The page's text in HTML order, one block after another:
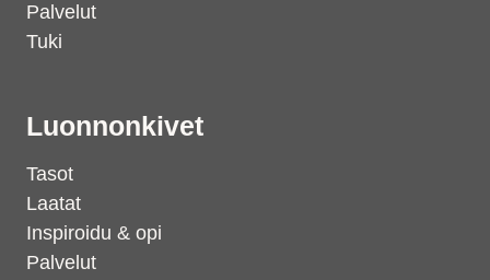
Palvelut
Tuki
Luonnonkivet
Tasot
Laatat
Inspiroidu & opi
Palvelut